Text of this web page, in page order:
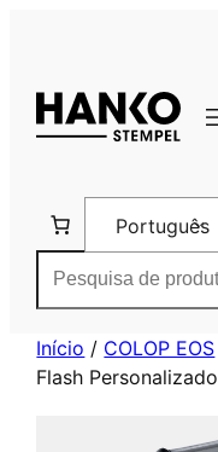
conteúdo
Português
Início / COLOP EOS
Flash Personalizado